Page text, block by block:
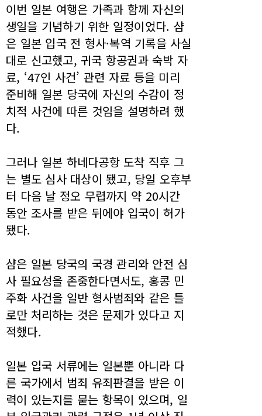
이번 일본 여행은 가족과 함께 자신의
생일을 기념하기 위한 일정이었다. 샴
은 일본 입국 전 형사·복역 기록을 사실
대로 신고했고, 귀국 항공권과 숙박 자
료, ‘47인 사건’ 관련 자료 등을 미리
준비해 일본 당국에 자신의 수감이 정
치적 사건에 따른 것임을 설명하려 했
다.
그러나 일본 하네다공항 도착 직후 그
는 별도 심사 대상이 됐고, 당일 오후부
터 다음 날 정오 무렵까지 약 20시간
동안 조사를 받은 뒤에야 입국이 허가
됐다.
샴은 일본 당국의 국경 관리와 안전 심
사 필요성을 존중한다면서도, 홍콩 민
주화 사건을 일반 형사범죄와 같은 틀
로만 처리하는 것은 문제가 있다고 지
적했다.
일본 입국 서류에는 일본뿐 아니라 다
른 국가에서 범죄 유죄판결을 받은 이
력이 있는지를 묻는 항목이 있으며, 일